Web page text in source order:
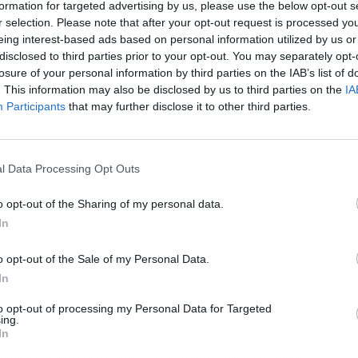
for targeted advertising by us, please use the below opt-out
selection. Please note that after your opt-out request is processed
interest-based ads based on personal information utilized by us
to third parties prior to your opt-out. You may separately
of your personal information by third parties on the IAB’s list of
This information may also be disclosed by us to third parties on the
Participants that may further disclose it to other third parties.
Data Processing Opt Outs
opt-out of the Sharing of my personal data.
opt-out of the Sale of my Personal Data.
opt-out of processing my Personal Data for Targeted
από την πρώτη στιγμή , ότι έχει
σε σχέση με τον 59χρονο
μια μεγαλύτερη τραγωδία ,που δεν
έδινε προτεραιότητα στο μοιραίο
Intercity 62 και όχι στον προαστιακό
σταθμάρχης, όπως ανέφεραν
περιβάλλον.
ενώ έκανε την εκπαίδευσή της